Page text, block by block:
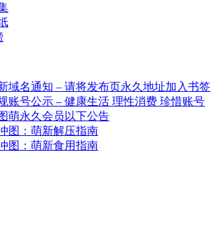
域名通知 – 请将发布页永久地址加入书签
账号公示 – 健康生活 理性消费 珍惜账号
萌永久会员以下公告
图：萌新解压指南
图：萌新食用指南